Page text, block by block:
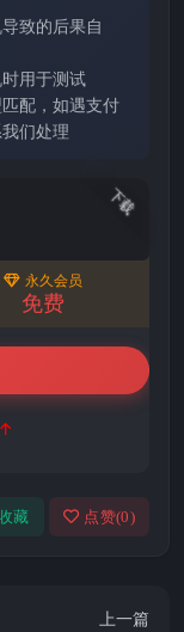
致的后果自
用于测试
配，如遇支付
们处理
下载
永久会员
免费
藏 点赞(0)
上一篇